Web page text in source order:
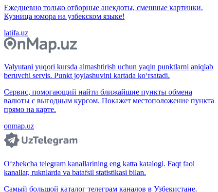
Ежедневно только отборные анекдоты, смешные картинки.
Кузница юмора на узбекском языке!
latifa.uz
Valyutani yuqori kursda almashtirish uchun yaqin punktlarni aniqlab
beruvchi servis. Punkt joylashuvini kartada ko‘rsatadi.
Сервис, помогающий найти ближайшие пункты обмена
валюты с выгодным курсом. Покажет местоположение пункта
прямо на карте.
onmap.uz
O‘zbekcha telegram kanallarining eng katta katalogi. Faqt faol
kanallar, ruknlarda va batafsil statistikasi bilan.
Самый большой каталог телеграм каналов в Узбекистане.